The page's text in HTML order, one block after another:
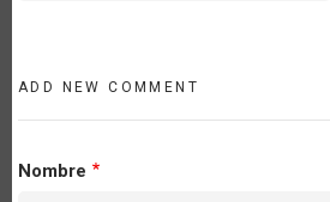
ADD NEW COMMENT
Nombre